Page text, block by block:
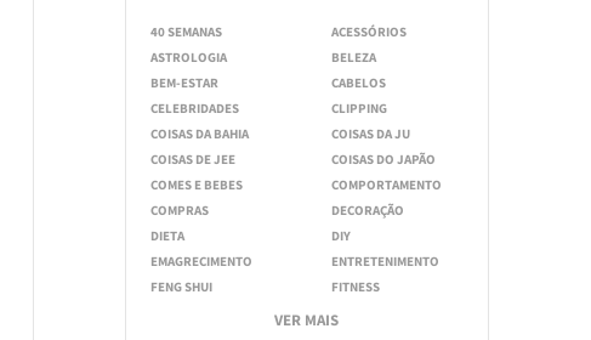
40 SEMANAS
ACESSÓRIOS
ASTROLOGIA
BELEZA
BEM-ESTAR
CABELOS
CELEBRIDADES
CLIPPING
COISAS DA BAHIA
COISAS DA JU
COISAS DE JEE
COISAS DO JAPÃO
COMES E BEBES
COMPORTAMENTO
COMPRAS
DECORAÇÃO
DIETA
DIY
EMAGRECIMENTO
ENTRETENIMENTO
FENG SHUI
FITNESS
VER MAIS